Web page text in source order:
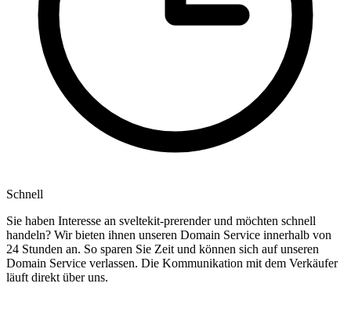
Schnell
Sie haben Interesse an sveltekit-prerender und möchten schnell
handeln? Wir bieten ihnen unseren Domain Service innerhalb von
24 Stunden an. So sparen Sie Zeit und können sich auf unseren
Domain Service verlassen. Die Kommunikation mit dem Verkäufer
läuft direkt über uns.